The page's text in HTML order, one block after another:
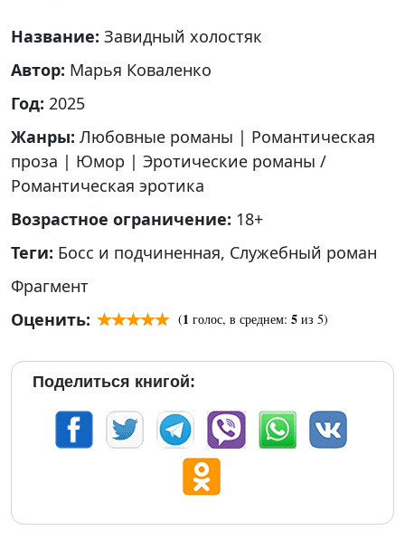
Название: Завидный холостяк
Автор: Марья Коваленко
Год: 2025
Жанры: Любовные романы | Романтическая
проза | Юмор | Эротические романы /
Романтическая эротика
Возрастное ограничение: 18+
Теги: Босс и подчиненная, Служебный роман
Фрагмент
Оценить:
(1 голос, в среднем: 5 из 5)
Поделиться книгой: